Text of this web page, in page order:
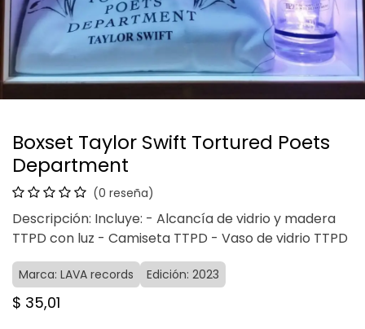
Boxset Taylor Swift Tortured Poets
Department
(0 reseña)
Descripción: Incluye: - Alcancía de vidrio y madera
TTPD con luz - Camiseta TTPD - Vaso de vidrio TTPD
Marca: LAVA records Edición: 2023
$ 35,01